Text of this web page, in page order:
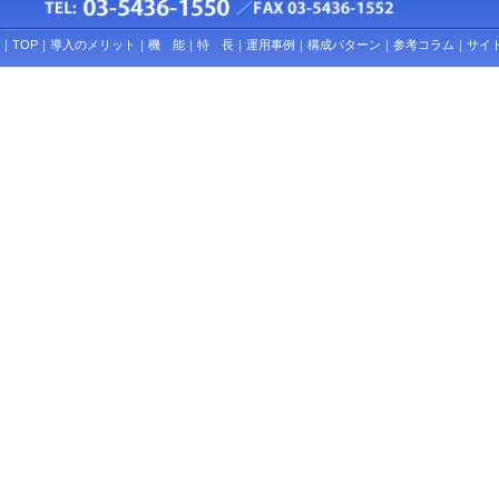
｜ TOP ｜ 導入のメリット ｜ 機 能 ｜ 特 長 ｜ 運用事例 ｜ 構成パターン ｜ 参考コラム ｜ サイ